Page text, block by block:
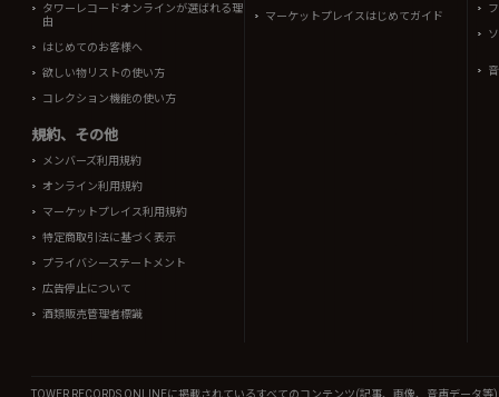
タワーレコードオンラインが選ばれる理
由
はじめてのお客様へ
欲しい物リストの使い方
コレクション機能の使い方
規約、その他
メンバーズ利用規約
オンライン利用規約
マーケットプレイス利用規約
特定商取引法に基づく表示
プライバシーステートメント
広告停止について
酒類販売管理者標識
マーケットプレイスはじめてガイド
TOWER RECORDS ONLINEに掲載されているすべてのコンテンツ(記事、画像、音声データ